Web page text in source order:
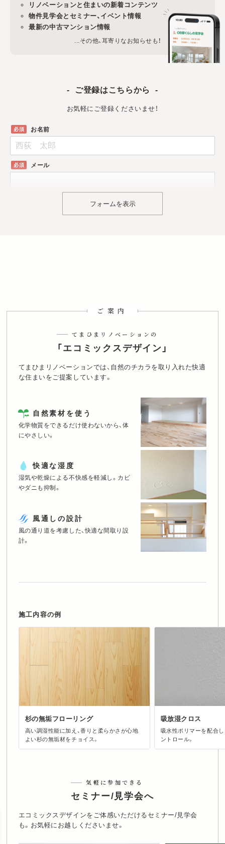
リノベーションと住まいの新着コンテンツ
物件見学会とセミナー、イベント情報
最新の中古マンション情報
...その他、耳寄りなお知らせも！
ご登録はこちらから
お気軽にご登録くださいませ！
お名前
メール
駅看板
Facebook X LINE
SUUMO以外のポータルサイト
覚えていない
その他
フォームを表示
ご案内
てまひまリノベーションの
「エコミックスデザイン」
てまひまリノベーションでは、自然のチカラを取り入れた快適
な住まいをご提案しています。
自然素材を使う
化学物質をできるだけ使わないから、体
にやさしい。
快適な湿度
湿気や乾燥による不快感を軽減し。 カビ
やダニも抑制。
風通しの設計
風の通り道を考慮した、快適な間取り設
計。
施工内容の例
杉の無垢フローリング
高い調湿性能に加え、香りと柔らかさが心地
よい杉の無垢材をチョイス。
吸放湿クロス
吸水性ポリマーを配合
ントロール。
気軽に参加できる
セミナー/見学会へ
エコミックスデザインをご体感いただけるセミナー/見学会
も。お気軽にお越しくださいませ。